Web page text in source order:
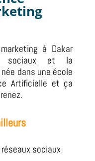
à Dakar
sociaux et la
dans une école
Artificielle et ça
sociaux